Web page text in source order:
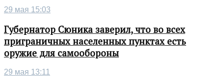
29 мая 15:03
Губернатор Сюника заверил, что во всех
приграничных населенных пунктах есть
оружие для самообороны
29 мая 13:11